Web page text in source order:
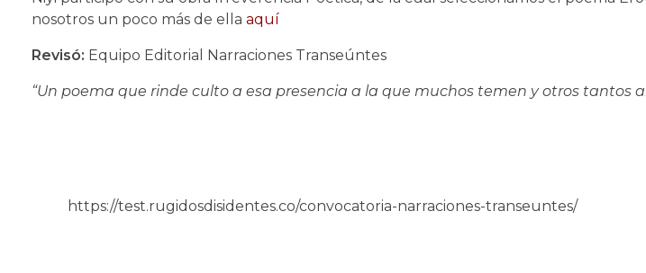
nosotros un poco más de ella aquí
Revisó: Equipo Editorial Narraciones Transeúntes
“Un poema que rinde culto a esa presencia a la que muchos temen y otros tantos
https://test.rugidosdisidentes.co/convocatoria-narraciones-transeuntes/